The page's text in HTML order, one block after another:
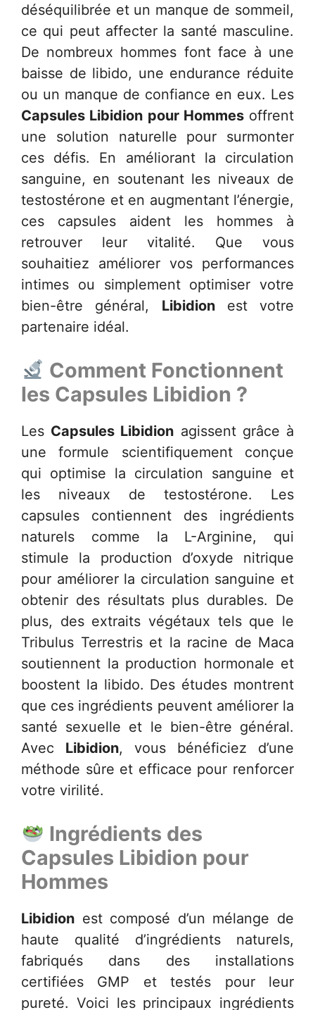
déséquilibrée et un manque de sommeil,
ce qui peut affecter la santé masculine.
De nombreux hommes font face à une
baisse de libido, une endurance réduite
ou un manque de confiance en eux. Les
Capsules Libidion pour Hommesoffrent
une solution naturelle pour surmonter
ces défis. En améliorant la circulation
sanguine, en soutenant les niveaux de
testostérone et en augmentant l’énergie,
ces capsules aident les hommes à
retrouver leur vitalité. Que vous
souhaitiez améliorer vos performances
intimes ou simplement optimiser votre
bien-être général, Libidionest votre
partenaire idéal.
Comment Fonctionnent
les Capsules Libidion ?
Les Capsules Libidion agissent grâce à
une formule scientifiquement conçue
qui optimise la circulation sanguine et
les niveaux de testostérone. Les
capsules contiennent des ingrédients
naturels comme la L-Arginine, qui
stimule la production d’oxyde nitrique
pour améliorer la circulation sanguine et
obtenir des résultats plus durables. De
plus, des extraits végétaux tels que le
Tribulus Terrestris et la racine de Maca
soutiennent la production hormonale et
boostent la libido. Des études montrent
que ces ingrédients peuvent améliorer la
santé sexuelle et le bien-être général.
Avec Libidion, vous bénéficiez d’une
méthode sûre et efficace pour renforcer
votre virilité.
Ingrédients des
Capsules Libidion pour
Hommes
Libidion est composé d’un mélange de
haute qualité d’ingrédients naturels,
fabriqués dans des installations
certifiées GMP et testés pour leur
pureté. Voici les principaux ingrédients